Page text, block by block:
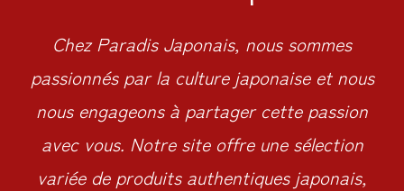
Chez Paradis Japonais, nous sommes
passionnés par la culture japonaise et nous
nous engageons à partager cette passion
avec vous. Notre site offre une sélection
variée de produits authentiques japonais,